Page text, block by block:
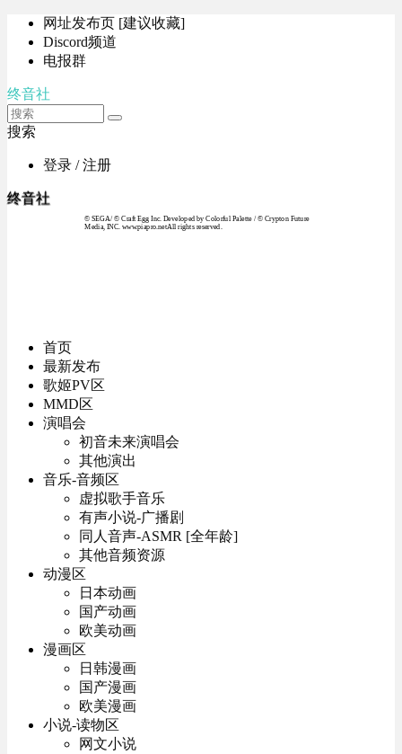
网址发布页 [建议收藏]
Discord频道
电报群
终音社
搜索
登录 / 注册
终音社
© SEGA / © Craft Egg Inc. Developed by Colorful Palette / © Crypton Future
Media, INC. www.piapro.netAll rights reserved.
首页
最新发布
歌姬PV区
MMD区
演唱会
初音未来演唱会
其他演出
音乐-音频区
虚拟歌手音乐
有声小说-广播剧
同人音声-ASMR [全年龄]
其他音频资源
动漫区
日本动画
国产动画
欧美动画
漫画区
日韩漫画
国产漫画
欧美漫画
小说-读物区
网文小说